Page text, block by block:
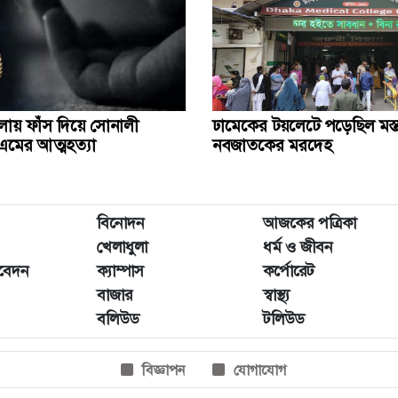
ফাঁস দিয়ে সোনালী
আত্মহত্যা
ঢামেকের টয়লেটে পড়েছিল
নবজাতকের মরদেহ
বিনোদন
আজকের পত্রিকা
খেলাধুলা
ধর্ম ও জীবন
ক্যাম্পাস
কর্পোরেট
বাজার
স্বাস্থ্য
বলিউড
টলিউড
বিজ্ঞাপন যোগাযোগ